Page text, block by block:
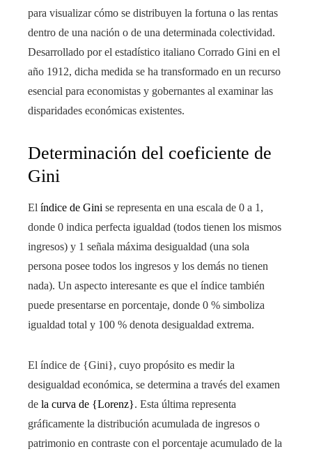
para visualizar cómo se distribuyen la fortuna o las rentas
dentro de una nación o de una determinada colectividad.
Desarrollado por el estadístico italiano Corrado Gini en el
año 1912, dicha medida se ha transformado en un recurso
esencial para economistas y gobernantes al examinar las
disparidades económicas existentes.
Determinación del coeficiente de
Gini
El índice de Gini se representa en una escala de 0 a 1,
donde 0 indica perfecta igualdad (todos tienen los mismos
ingresos) y 1 señala máxima desigualdad (una sola
persona posee todos los ingresos y los demás no tienen
nada). Un aspecto interesante es que el índice también
puede presentarse en porcentaje, donde 0 % simboliza
igualdad total y 100 % denota desigualdad extrema.
El índice de {Gini}, cuyo propósito es medir la
desigualdad económica, se determina a través del examen
de la curva de {Lorenz}. Esta última representa
gráficamente la distribución acumulada de ingresos o
patrimonio en contraste con el porcentaje acumulado de la